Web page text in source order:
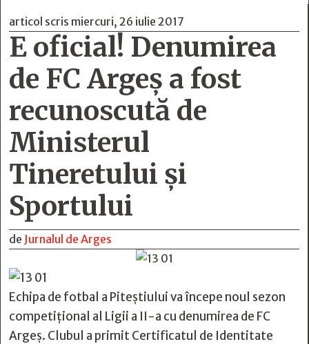
articol scris miercuri, 26 iulie 2017
E oficial! Denumirea
de FC Argeş a fost
recunoscută de
Ministerul
Tineretului şi
Sportului
de Jurnalul de Arges
Echipa de fotbal a Piteștiului va începe noul sezon
competițional al Ligii a II-a cu denumirea de FC
Argeș. Clubul a primit Certificatul de Identitate